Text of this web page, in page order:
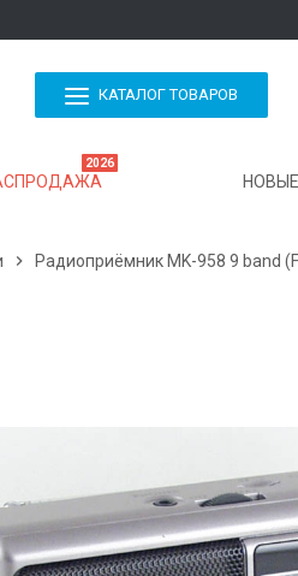
КАТАЛОГ ТОВАРОВ
2026
 Радиоприёмник MK-958 9 band